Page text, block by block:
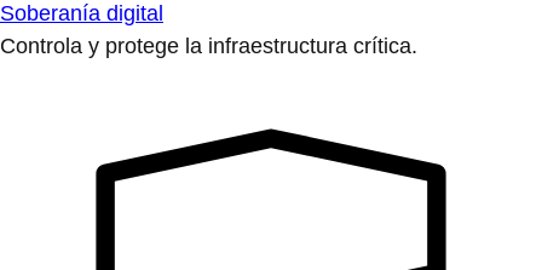
Soberanía digital
Controla y protege la infraestructura crítica.